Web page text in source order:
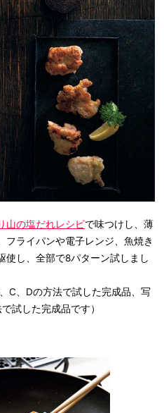
山の塩だれレシピで味つけし、薄
フライパンや電子レンジ、魚焼き
使し、全部で8パターン試しまし
C、Dの方法で試した完成品、写
試した完成品です）